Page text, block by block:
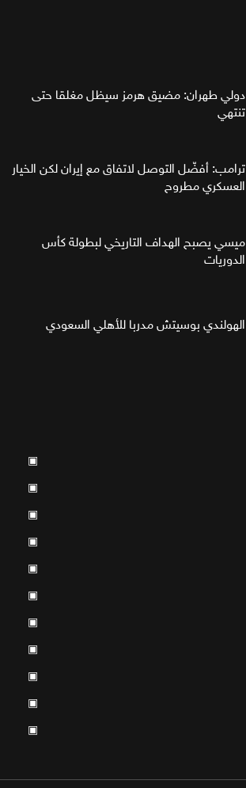
دولي طهران: مضيق هرمز سيظل مغلقا حتى
تنتهي
ترامب: أفضّل التوصل لاتفاق مع إيران لكن الخيار
العسكري مطروح
ميسي يصبح الهداف التاريخي لبطولة كأس
الدوريات
الهولندي بوسيتش مدربا للأهلي السعودي
▣
▣
▣
▣
▣
▣
▣
▣
▣
▣
▣